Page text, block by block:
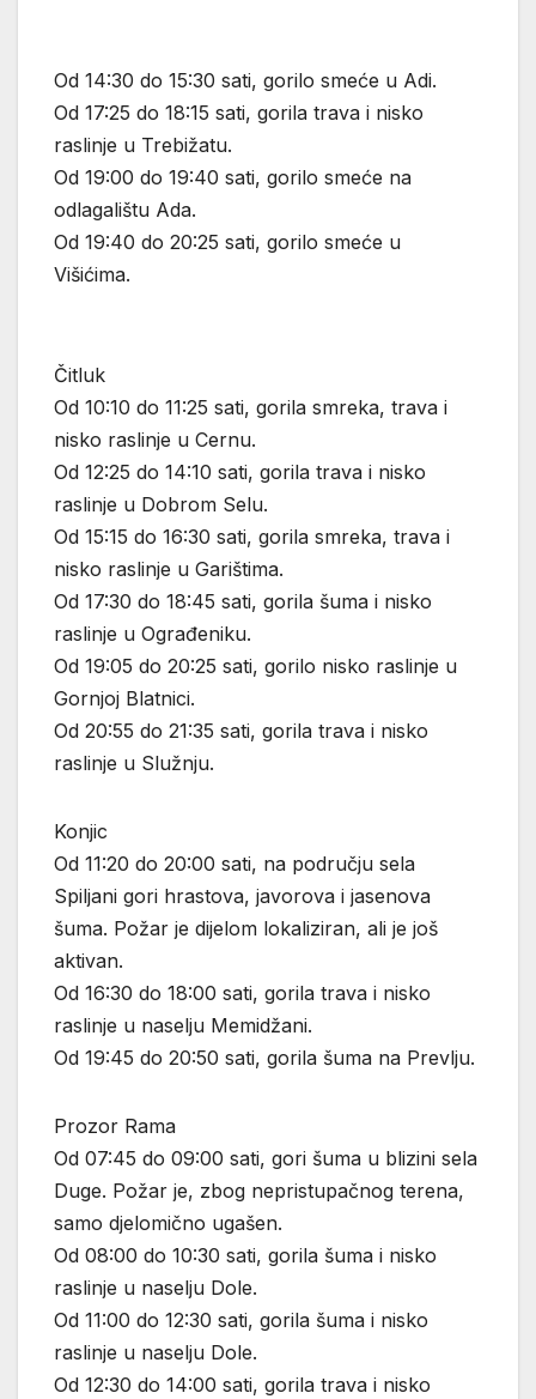
Od 14:30 do 15:30 sati, gorilo smeće u Adi.
Od 17:25 do 18:15 sati, gorila trava i nisko
raslinje u Trebižatu.
Od 19:00 do 19:40 sati, gorilo smeće na
odlagalištu Ada.
Od 19:40 do 20:25 sati, gorilo smeće u
Višićima.
Čitluk
Od 10:10 do 11:25 sati, gorila smreka, trava i
nisko raslinje u Cernu.
Od 12:25 do 14:10 sati, gorila trava i nisko
raslinje u Dobrom Selu.
Od 15:15 do 16:30 sati, gorila smreka, trava i
nisko raslinje u Garištima.
Od 17:30 do 18:45 sati, gorila šuma i nisko
raslinje u Ograđeniku.
Od 19:05 do 20:25 sati, gorilo nisko raslinje u
Gornjoj Blatnici.
Od 20:55 do 21:35 sati, gorila trava i nisko
raslinje u Služnju.
Konjic
Od 11:20 do 20:00 sati, na području sela
Spiljani gori hrastova, javorova i jasenova
šuma. Požar je dijelom lokaliziran, ali je još
aktivan.
Od 16:30 do 18:00 sati, gorila trava i nisko
raslinje u naselju Memidžani.
Od 19:45 do 20:50 sati, gorila šuma na Prevlju.
Prozor Rama
Od 07:45 do 09:00 sati, gori šuma u blizini sela
Duge. Požar je, zbog nepristupačnog terena,
samo djelomično ugašen.
Od 08:00 do 10:30 sati, gorila šuma i nisko
raslinje u naselju Dole.
Od 11:00 do 12:30 sati, gorila šuma i nisko
raslinje u naselju Dole.
Od 12:30 do 14:00 sati, gorila trava i nisko